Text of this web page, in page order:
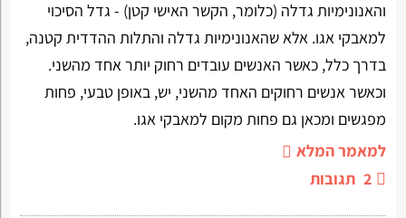
והאנונימיות גדלה (כלומר, הקשר האישי קטן) - גדל הסיכוי
למאבקי אגו. אלא שהאנונימיות גדלה והתלות ההדדית קטנה,
בדרך כלל, כאשר האנשים עובדים רחוק יותר אחד מהשני.
וכאשר אנשים רחוקים האחד מהשני, יש, באופן טבעי, פחות
מפגשים ומכאן גם פחות מקום למאבקי אגו.
למאמר המלא
2 תגובות